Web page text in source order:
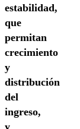
estabilidad,
que
permitan
crecimiento
y
distribución
del
ingreso,